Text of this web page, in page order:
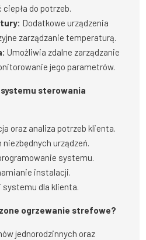
do potrzeb.
Dodatkowe urządzenia
zarządzanie temperaturą.
Umożliwia zdalne zarządzanie
jego parametrów.
sterowania
oraz analiza potrzeb klienta.
urządzeń.
systemu.
instalacji.
systemu dla klienta.
ogrzewanie strefowe?
jednorodzinnych oraz